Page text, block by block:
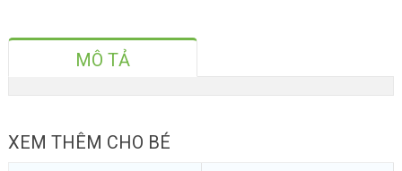
MÔ TẢ
XEM THÊM CHO BÉ